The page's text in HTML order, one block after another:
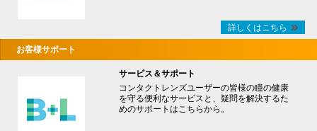
詳しくはこちら
お客様サポート
サービス＆サポート
コンタクトレンズユーザーの皆様の瞳の健康
を守る便利なサービスと、疑問を解決するた
めのサポートはこちらから。